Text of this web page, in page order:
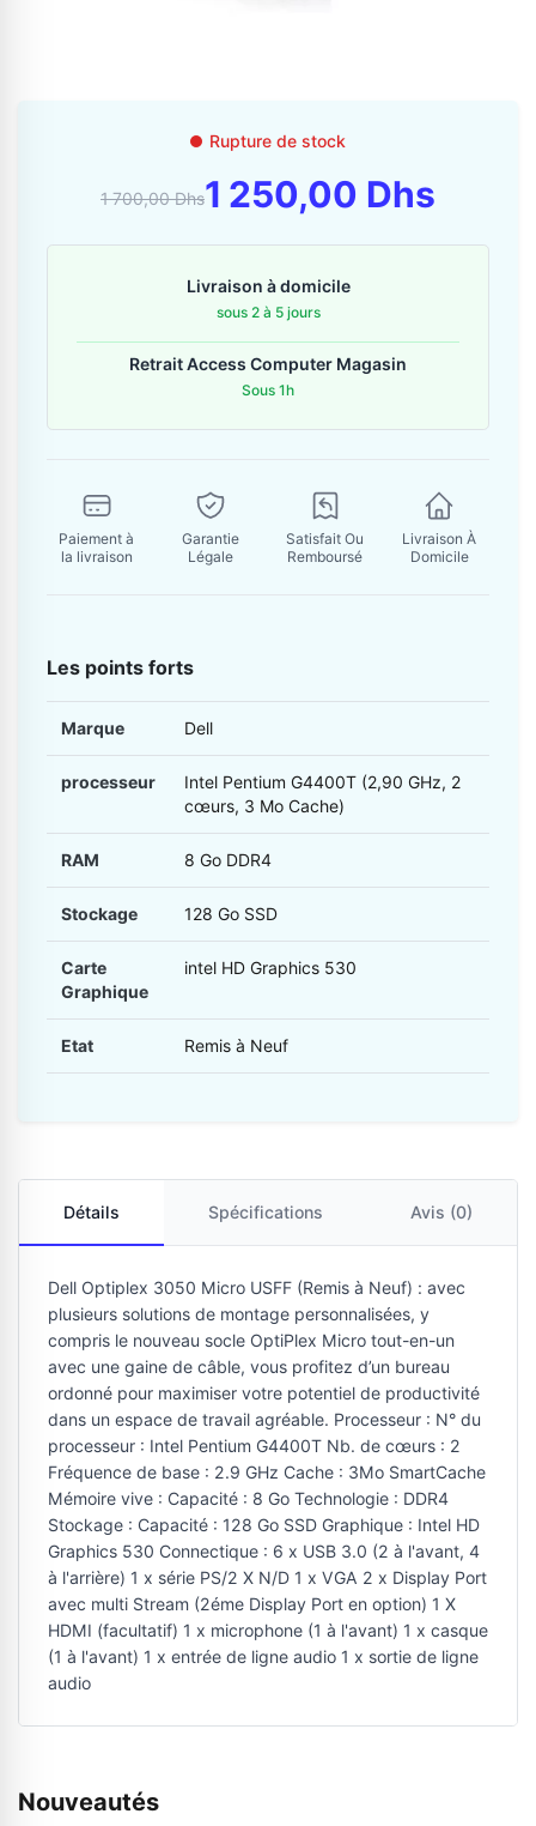
06 36 88 27 81
Envoyer un message
Rupture de stock
1 700,00 Dhs1 250,00 Dhs
Livraison à domicile
sous 2 à 5 jours
Retrait Access Computer Magasin
Sous 1h
Paiement à
la livraison
Garantie
Légale
Satisfait Ou
Remboursé
Livraison À
Domicile
Les points forts
Marque Dell
processeur
Intel Pentium G4400T (2,90 GHz, 2
cœurs, 3 Mo Cache)
RAM 8 Go DDR4
Stockage 128 Go SSD
Carte
Graphique
intel HD Graphics 530
Etat Remis à Neuf
Détails Spécifications Avis (0)
Dell Optiplex 3050 Micro USFF (Remis à Neuf) : avec
plusieurs solutions de montage personnalisées, y
compris le nouveau socle OptiPlex Micro tout-en-un
avec une gaine de câble, vous profitez d’un bureau
ordonné pour maximiser votre potentiel de productivité
dans un espace de travail agréable. Processeur : N° du
processeur : Intel Pentium G4400T Nb. de cœurs : 2
Fréquence de base : 2.9 GHz Cache : 3Mo SmartCache
Mémoire vive : Capacité : 8 Go Technologie : DDR4
Stockage : Capacité : 128 Go SSD Graphique : Intel HD
Graphics 530 Connectique : 6 x USB 3.0 (2 à l'avant, 4
à l'arrière) 1 x série PS/2 X N/D 1 x VGA 2 x Display Port
avec multi Stream (2éme Display Port en option) 1 X
HDMI (facultatif) 1 x microphone (1 à l'avant) 1 x casque
(1 à l'avant) 1 x entrée de ligne audio 1 x sortie de ligne
audio
Nouveautés